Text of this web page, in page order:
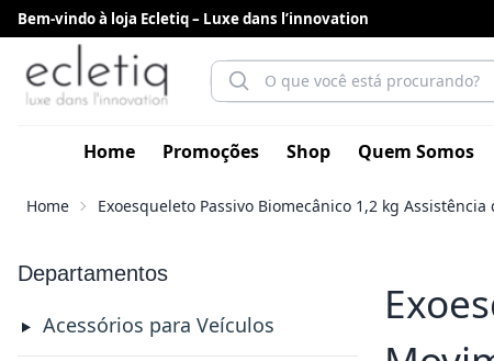
Bem-vindo à loja Ecletiq – Luxe dans l’innovation
Home Promoções Shop Quem Somos
Home Exoesqueleto Passivo Biomecânico 1,2 kg
Departamentos
Acessórios para Veículos